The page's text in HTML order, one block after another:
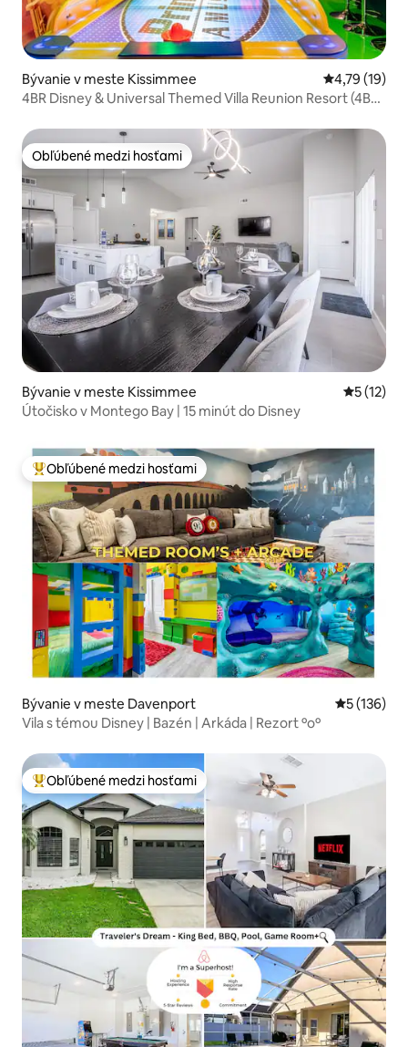
Bývanie v meste Kissimmee Priemerné
4,79 (19)
4BR Disney & Universal Themed Villa Reunion Resort (4BR
Obľúbené medzi hosťami
Obľúbené medzi hosťami
Bývanie v meste Kissimmee
5 (12)
Útočisko v Montego Bay | 15 minút do Disney
Najobľúbenejšie medzi hosťami
Obľúbené medzi hosťami
Bývanie v meste Davenport Priemerné
5 (136)
Vila s témou Disney | Bazén | Arkáda | Rezort ºoº
Najobľúbenejšie medzi hosťami
Obľúbené medzi hosťami